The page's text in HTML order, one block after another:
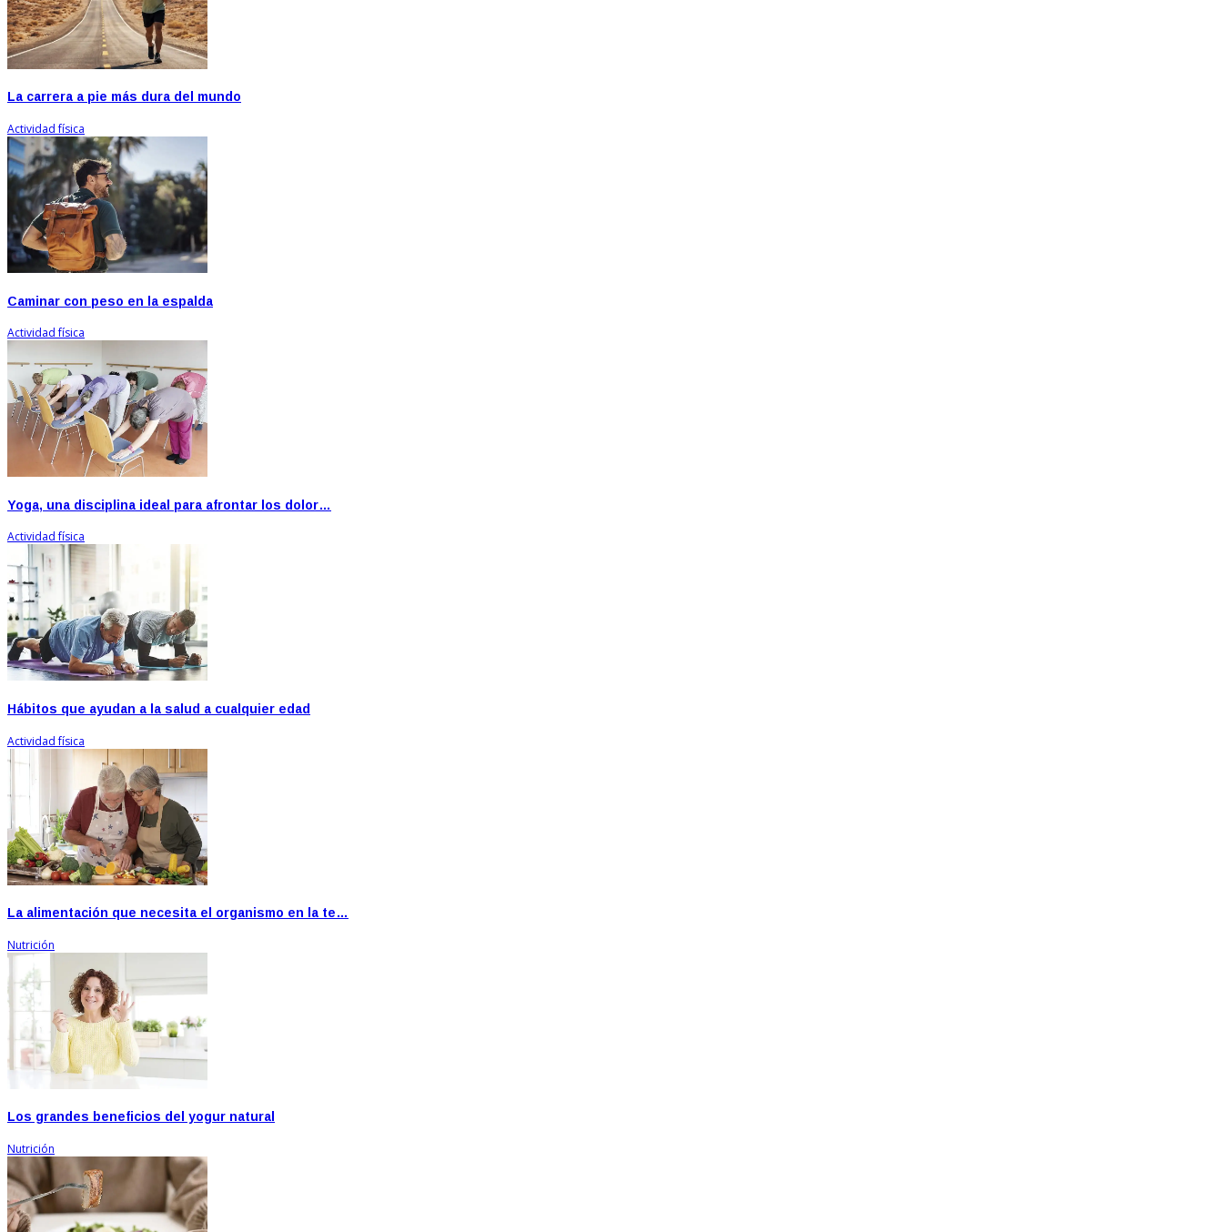
La carrera a pie más dura del mundo
Actividad física
Caminar con peso en la espalda
Actividad física
Yoga, una disciplina ideal para afrontar los dolor…
Actividad física
Hábitos que ayudan a la salud a cualquier edad
Actividad física
La alimentación que necesita el organismo en la te…
Nutrición
Los grandes beneficios del yogur natural
Nutrición